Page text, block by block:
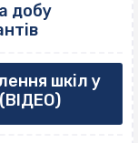
добу
шкіл у